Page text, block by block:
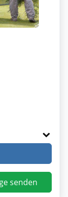
senden